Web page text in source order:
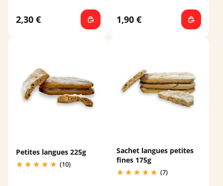
2,30 € 1,90 €
Petites langues 225g
(10)
Sachet langues petites
fines 175g
(7)